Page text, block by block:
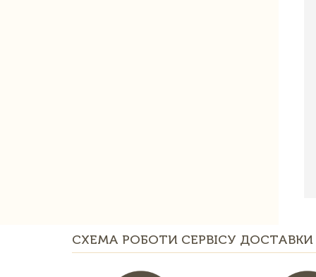
СХЕМА РОБОТИ СЕРВІСУ ДОСТАВКИ